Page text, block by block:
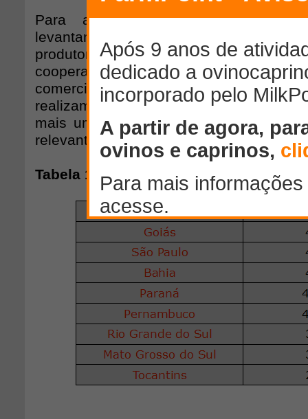
Para a elaboração deste
levantamento e entramos em contato
produtores de carne de várias
cooperativas, produtores que
comercialização de carne) e
realizam cotações regionais de carne
mais uma iniciativa do FarmPoint para
relevantes aos leitores.
Tabela 1 -Cotação do preço do cordeiro